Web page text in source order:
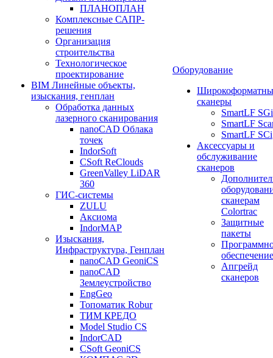
ПЛАНОПЛАН
Комплексные САПР-
решения
Организация
строительства
Технологическое
проектирование
BIM Линейные объекты,
изыскания, генплан
Обработка данных
лазерного сканирования
nanoCAD Облака
точек
IndorSoft
CSoft ReClouds
GreenValley LiDAR
360
ГИС-системы
ZULU
Аксиома
IndorMAP
Изыскания,
Инфраструктура, Генплан
nanoCAD GeoniCS
nanoCAD
Землеустройство
EngGeo
Топоматик Robur
ТИМ КРЕДО
Model Studio CS
IndorCAD
CSoft GeoniCS
Оборудование
сканеры
SmartLF SGi
SmartLF
SmartLF SCi
Аксессуары и
обслуживание
сканеров
сканерам
Colortrac
Защитные
пакеты
обеспечение
Апгрейд
сканеров